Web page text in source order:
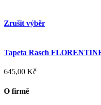
Zrušit výběr
Tapeta Rasch
645,00 Kč
O firmě